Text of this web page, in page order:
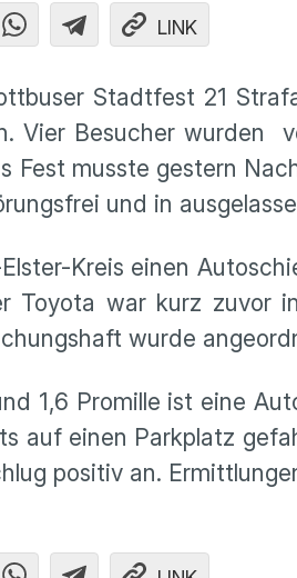
LINK
Stadtfest 21
Vier Besucher wurden
Fest musste gestern
und in
Kreis einen
Toyota war kurz zuvor
wurde
1,6 Promille ist eine
auf einen Parkplatz
positiv an.